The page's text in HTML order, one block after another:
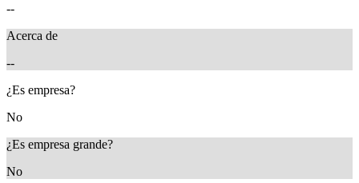
--
Acerca de
--
¿Es empresa?
No
¿Es empresa grande?
No